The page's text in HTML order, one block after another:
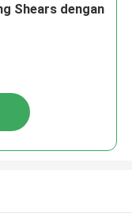
Shears dengan